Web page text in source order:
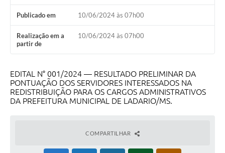
Telefones Úteis
Publicado em 10/06/2024 às 07h00
Realização em a
partir de
10/06/2024 às 07h00
EDITAL N° 001/2024 — RESULTADO PRELIMINAR DA
PONTUAÇÃO DOS SERVIDORES INTERESSADOS NA
REDISTRIBUIÇÃO PARA OS CARGOS ADMINISTRATIVOS
DA PREFEITURA MUNICIPAL DE LADARIO/MS.
COMPARTILHAR